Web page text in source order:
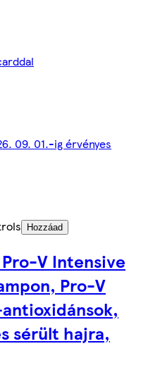
09. 01.-ig érvényes
Hozzáad
V Intensive
Pro-V
sérült hajra,